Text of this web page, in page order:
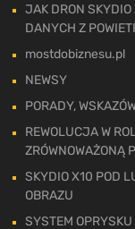
JAK DRON
DANYCH Z
mostdobiznesu.pl
NEWSY
PORADY,
REWOLUCJA W
ZRÓWNOWAŻONĄ
SKYDIO X10 POD
OBRAZU
SYSTEM